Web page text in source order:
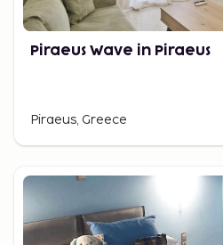
Piraeus Wave in Piraeus
Piraeus, Greece